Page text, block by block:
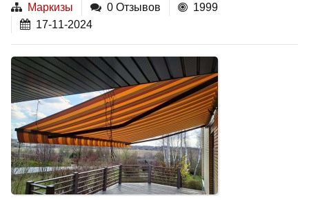
Маркизы 0 Отзывов
1999
17-11-2024